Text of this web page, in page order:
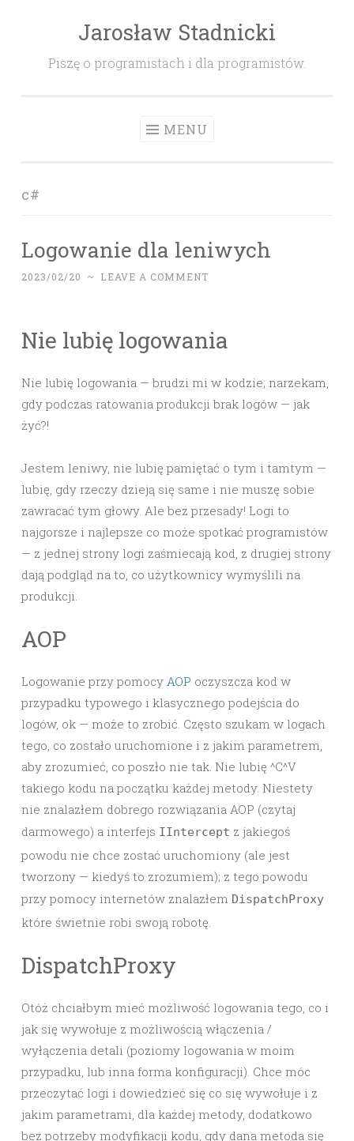
Jarosław Stadnicki
Piszę o programistach i dla programistów.
MENU
c#
Logowanie dla leniwych
2023/02/20 ~ LEAVE A COMMENT
Nie lubię logowania
Nie lubię logowania — brudzi mi w kodzie; narzekam,
gdy podczas ratowania produkcji brak logów — jak
żyć?!
Jestem leniwy, nie lubię pamiętać o tym i tamtym —
lubię, gdy rzeczy dzieją się same i nie muszę sobie
zawracać tym głowy. Ale bez przesady! Logi to
najgorsze i najlepsze co może spotkać programistów
— z jednej strony logi zaśmiecają kod, z drugiej strony
dają podgląd na to, co użytkownicy wymyślili na
produkcji.
AOP
Logowanie przy pomocy AOP oczyszcza kod w
przypadku typowego i klasycznego podejścia do
logów, ok — może to zrobić. Często szukam w logach
tego, co zostało uruchomione i z jakim parametrem,
aby zrozumieć, co poszło nie tak. Nie lubię ^C^V
takiego kodu na początku każdej metody. Niestety
nie znalazłem dobrego rozwiązania AOP (czytaj
darmowego) a interfejs IIntercept z jakiegoś
powodu nie chce zostać uruchomiony (ale jest
tworzony — kiedyś to zrozumiem); z tego powodu
przy pomocy internetów znalazłem DispatchProxy
które świetnie robi swoją robotę.
DispatchProxy
Otóż chciałbym mieć możliwość logowania tego, co i
jak się wywołuje z możliwością włączenia /
wyłączenia detali (poziomy logowania w moim
przypadku, lub inna forma konfiguracji). Chce móc
przeczytać logi i dowiedzieć się co się wywołuje i z
jakim parametrami, dla każdej metody, dodatkowo
bez potrzeby modyfikacji kodu, gdy dana metoda się